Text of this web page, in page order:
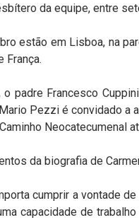
da equipe, entre
estão em Lisboa, na
França.
o padre Francesco
Pezzi é convidado
Neocatecumenal
da biografia de
cumprir a vontade
capacidade de